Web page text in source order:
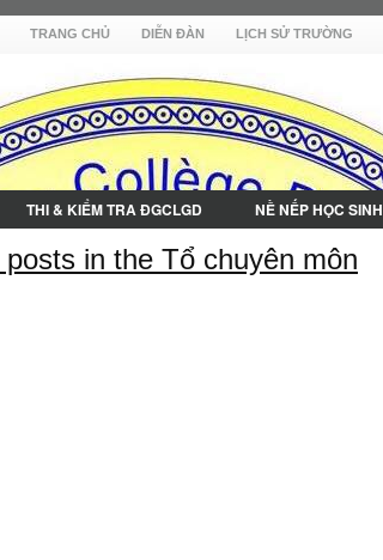
TRANG CHỦ DIỄN ĐÀN LỊCH SỬ TRƯỜNG
THI & KIỂM TRA ĐGCLGD NỀ NẾP HỌC SINH
in the Tổ chuyên môn